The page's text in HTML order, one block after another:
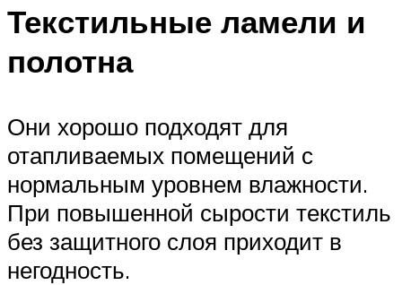
Текстильные ламели и
полотна
Они хорошо подходят для
отапливаемых помещений с
нормальным уровнем влажности.
При повышенной сырости текстиль
без защитного слоя приходит в
негодность.